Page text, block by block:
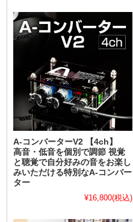
A-コンバーターV2 【4ch】
高音・低音を個別で調節 視覚
と聴覚で自分好みの音をお楽し
みいただける特別なA-コンバー
ター
¥16,800(税込)